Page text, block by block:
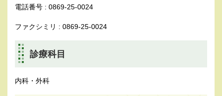
電話番号 : 0869-25-0024
ファクシミリ : 0869-25-0024
診療科目
内科・外科